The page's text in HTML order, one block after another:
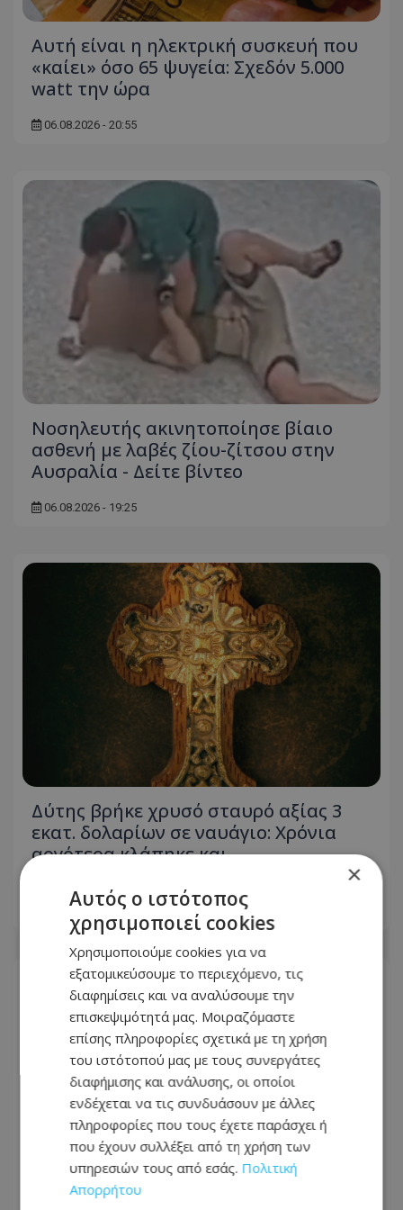
Αυτή είναι η ηλεκτρική συσκευή που
«καίει» όσο 65 ψυγεία: Σχεδόν 5.000
watt την ώρα
06.08.2026 - 20:55
Νοσηλευτής ακινητοποίησε βίαιο
ασθενή με λαβές ζίου-ζίτσου στην
Αυσραλία - Δείτε βίντεο
06.08.2026 - 19:25
Δύτης βρήκε χρυσό σταυρό αξίας 3
εκατ. δολαρίων σε ναυάγιο: Χρόνια
αργότερα κλάπηκε και
06.08.2026 - 11:19
×
Αυτός ο ιστότοπος
χρησιμοποιεί cookies
Χρησιμοποιούμε cookies για να
εξατομικεύσουμε το περιεχόμενο, τις
διαφημίσεις και να αναλύσουμε την
επισκεψιμότητά μας. Μοιραζόμαστε
επίσης πληροφορίες σχετικά με τη χρήση
του ιστότοπού μας με τους συνεργάτες
διαφήμισης και ανάλυσης, οι οποίοι
ενδέχεται να τις συνδυάσουν με άλλες
πληροφορίες που τους έχετε παράσχει ή
που έχουν συλλέξει από τη χρήση των
υπηρεσιών τους από εσάς. Πολιτική
Απορρήτου